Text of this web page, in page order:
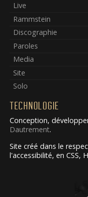
Live
Rammstein
Discographie
Paroles
Media
Site
Solo
TECHNOLOGIE
Conception,
Dautrement.
Site créé dans le
l'accessibilité, en CSS,